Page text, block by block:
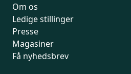
Om os
Ledige stillinger
Presse
Magasiner
Få nyhedsbrev